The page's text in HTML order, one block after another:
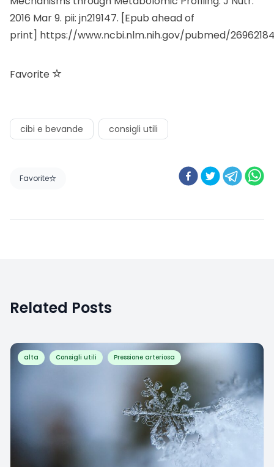
2016 Mar 9. pii: jn219147. [Epub ahead of
print] https://www.ncbi.nlm.nih.gov/pubmed/
Favorite
cibi e bevande consigli utili
Favorite
Related Posts
alta Consigli utili Pressione arteriosa